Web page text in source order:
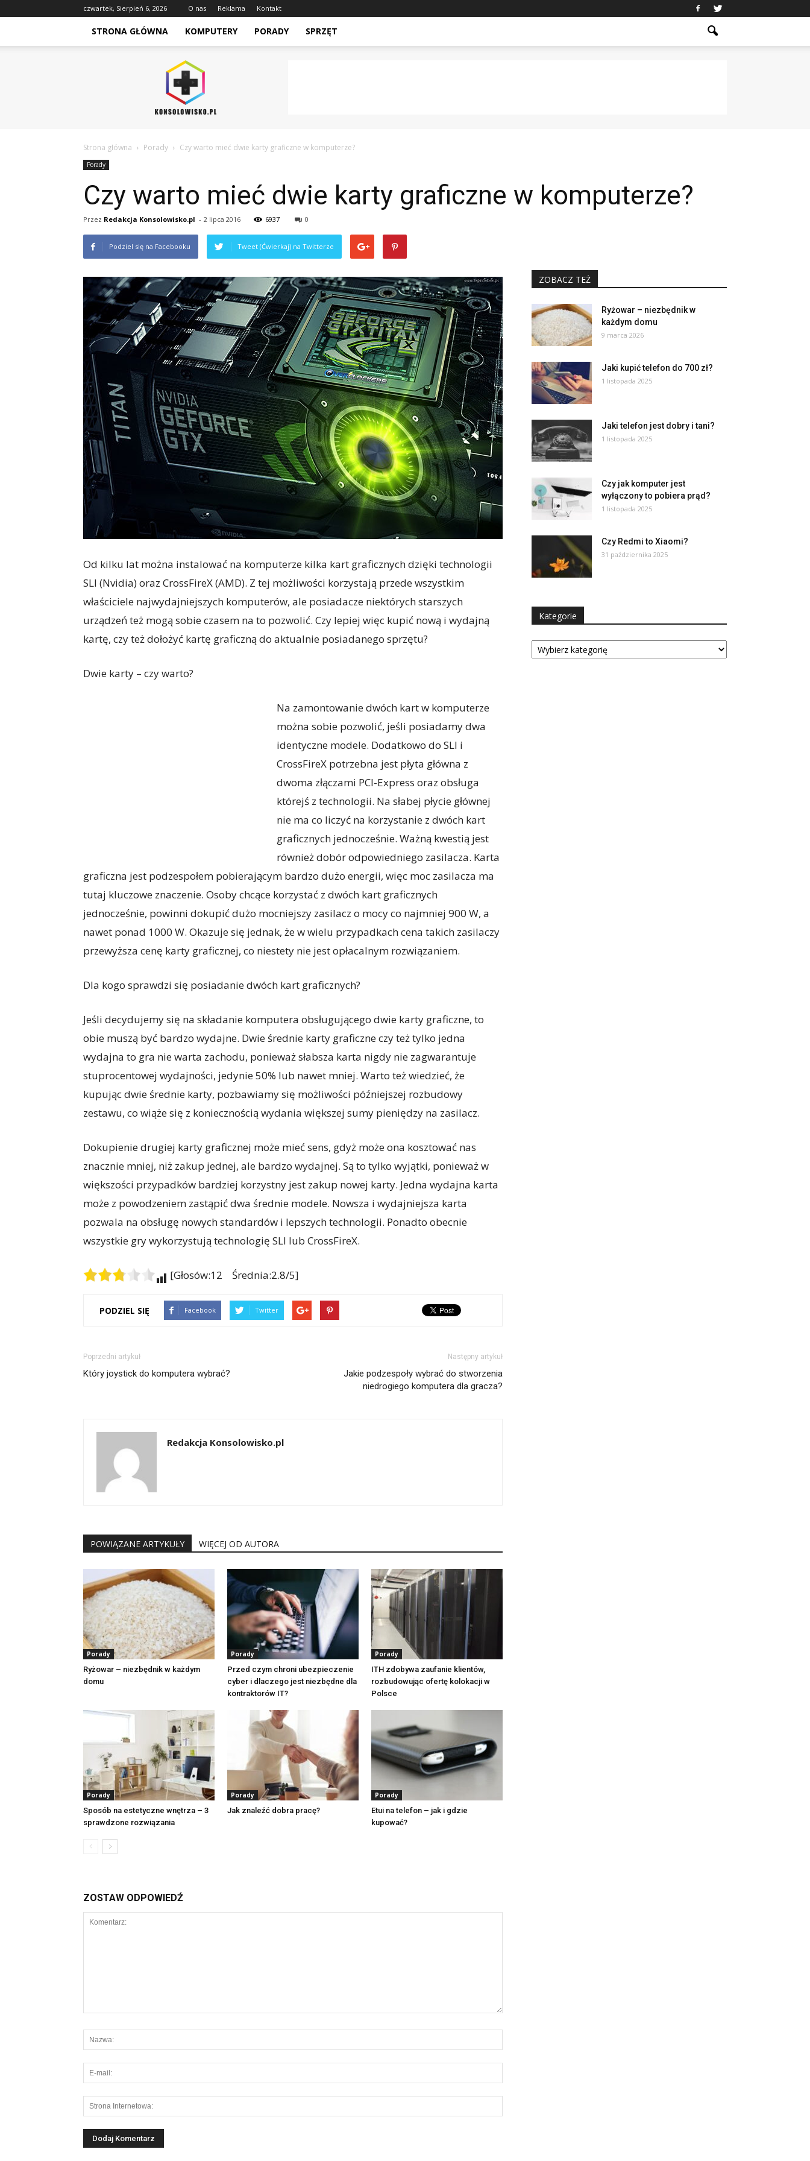
czwartek, Sierpień 6, 2026 O nas Reklama Kontakt
STRONA GŁÓWNA KOMPUTERY PORADY SPRZĘT
Konsolowisko.pl
Strona główna Porady Czy warto mieć dwie karty graficzne w komputerze?
Porady
Czy warto mieć dwie karty graficzne w komputerze?
Przez Redakcja Konsolowisko.pl - 2 lipca 2016 6937 0
Podziel się na Facebooku Tweet (Ćwierkaj) na Twitterze
Od kilku lat można instalować na komputerze kilka kart graficznych dzięki technologii
SLI (Nvidia) oraz CrossFireX (AMD). Z tej możliwości korzystają przede wszystkim
właściciele najwydajniejszych komputerów, ale posiadacze niektórych starszych
urządzeń też mogą sobie czasem na to pozwolić. Czy lepiej więc kupić nową i wydajną
kartę, czy też dołożyć kartę graficzną do aktualnie posiadanego sprzętu?
Dwie karty – czy warto?
Na zamontowanie dwóch kart w komputerze
można sobie pozwolić, jeśli posiadamy dwa
identyczne modele. Dodatkowo do SLI i
CrossFireX potrzebna jest płyta główna z
dwoma złączami PCI-Express oraz obsługa
którejś z technologii. Na słabej płycie głównej
nie ma co liczyć na korzystanie z dwóch kart
graficznych jednocześnie. Ważną kwestią jest
również dobór odpowiedniego zasilacza. Karta
graficzna jest podzespołem pobierającym bardzo dużo energii, więc moc zasilacza ma
tutaj kluczowe znaczenie. Osoby chcące korzystać z dwóch kart graficznych
jednocześnie, powinni dokupić dużo mocniejszy zasilacz o mocy co najmniej 900 W, a
nawet ponad 1000 W. Okazuje się jednak, że w wielu przypadkach cena takich zasilaczy
przewyższa cenę karty graficznej, co niestety nie jest opłacalnym rozwiązaniem.
Dla kogo sprawdzi się posiadanie dwóch kart graficznych?
Jeśli decydujemy się na składanie komputera obsługującego dwie karty graficzne, to
obie muszą być bardzo wydajne. Dwie średnie karty graficzne czy też tylko jedna
wydajna to gra nie warta zachodu, ponieważ słabsza karta nigdy nie zagwarantuje
stuprocentowej wydajności, jedynie 50% lub nawet mniej. Warto też wiedzieć, że
kupując dwie średnie karty, pozbawiamy się możliwości późniejszej rozbudowy
zestawu, co wiąże się z koniecznością wydania większej sumy pieniędzy na zasilacz.
Dokupienie drugiej karty graficznej może mieć sens, gdyż może ona kosztować nas
znacznie mniej, niż zakup jednej, ale bardzo wydajnej. Są to tylko wyjątki, ponieważ w
większości przypadków bardziej korzystny jest zakup nowej karty. Jedna wydajna karta
może z powodzeniem zastąpić dwa średnie modele. Nowsza i wydajniejsza karta
pozwala na obsługę nowych standardów i lepszych technologii. Ponadto obecnie
wszystkie gry wykorzystują technologię SLI lub CrossFireX.
[Głosów:12 Średnia:2.8/5]
PODZIEL SIĘ Facebook Twitter
Poprzedni artykuł
Który joystick do komputera wybrać?
Następny artykuł
Jakie podzespoły wybrać do stworzenia
niedrogiego komputera dla gracza?
Redakcja Konsolowisko.pl
POWIĄZANE ARTYKUŁY WIĘCEJ OD AUTORA
Porady
Ryżowar – niezbędnik w każdym
domu
Porady
Przed czym chroni ubezpieczenie
cyber i dlaczego jest niezbędne dla
kontraktorów IT?
Porady
ITH zdobywa zaufanie klientów,
rozbudowując ofertę kolokacji w
Polsce
Porady
Sposób na estetyczne wnętrza – 3
sprawdzone rozwiązania
Porady
Jak znaleźć dobra pracę?
Porady
Etui na telefon – jak i gdzie
kupować?
ZOSTAW ODPOWIEDŹ
ZOBACZ TEŻ
Ryżowar – niezbędnik w
każdym domu
9 marca 2026
Jaki kupić telefon do 700 zł?
1 listopada 2025
Jaki telefon jest dobry i tani?
1 listopada 2025
Czy jak komputer jest
wyłączony to pobiera prąd?
1 listopada 2025
Czy Redmi to Xiaomi?
31 października 2025
Kategorie
Kategorie